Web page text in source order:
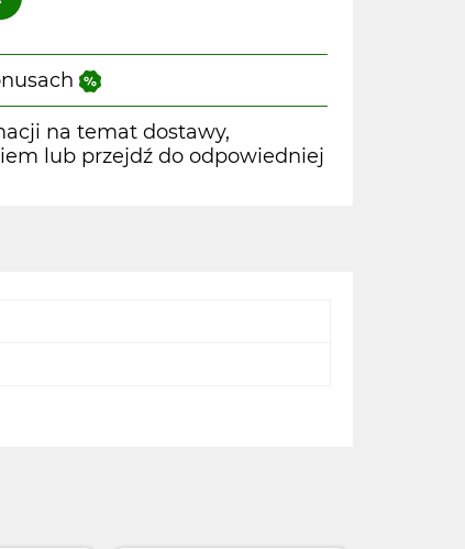
na temat dostawy,
lub przejdź do odpowiedniej